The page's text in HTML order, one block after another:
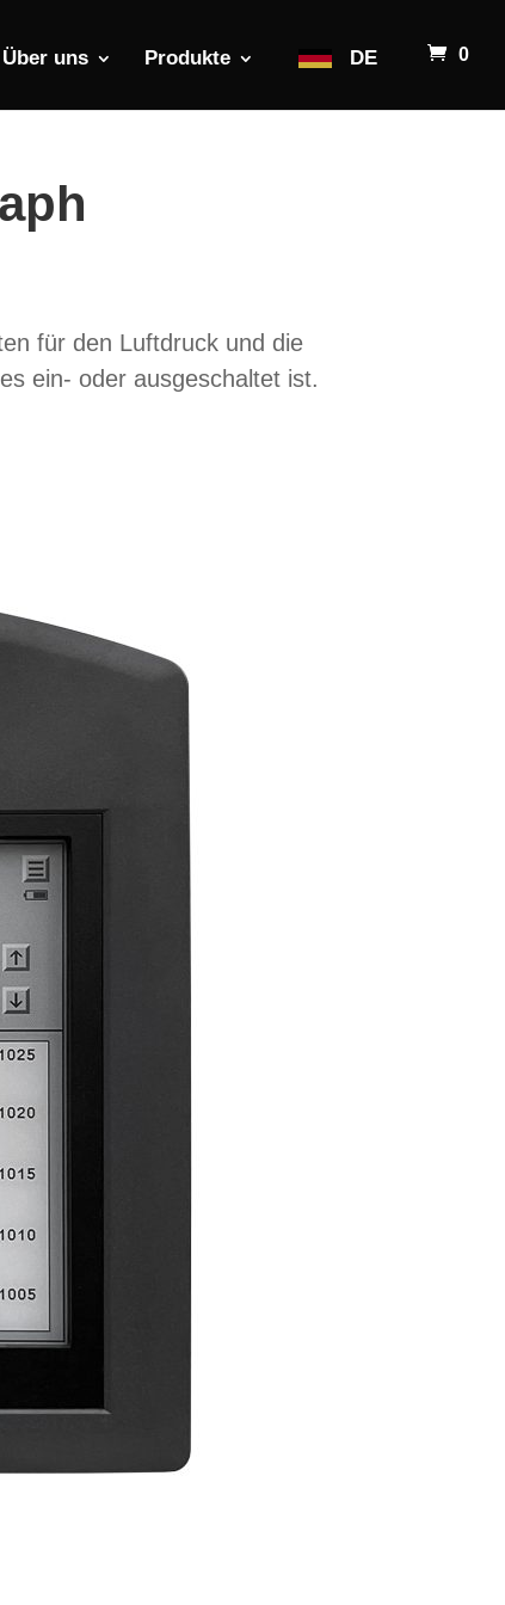
Über uns Produkte DE 0
für den Luftdruck und die
ein- oder ausgeschaltet ist.